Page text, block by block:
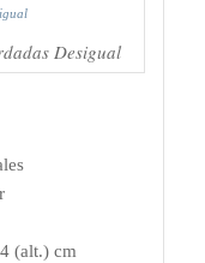
Desigual
(alt.) cm